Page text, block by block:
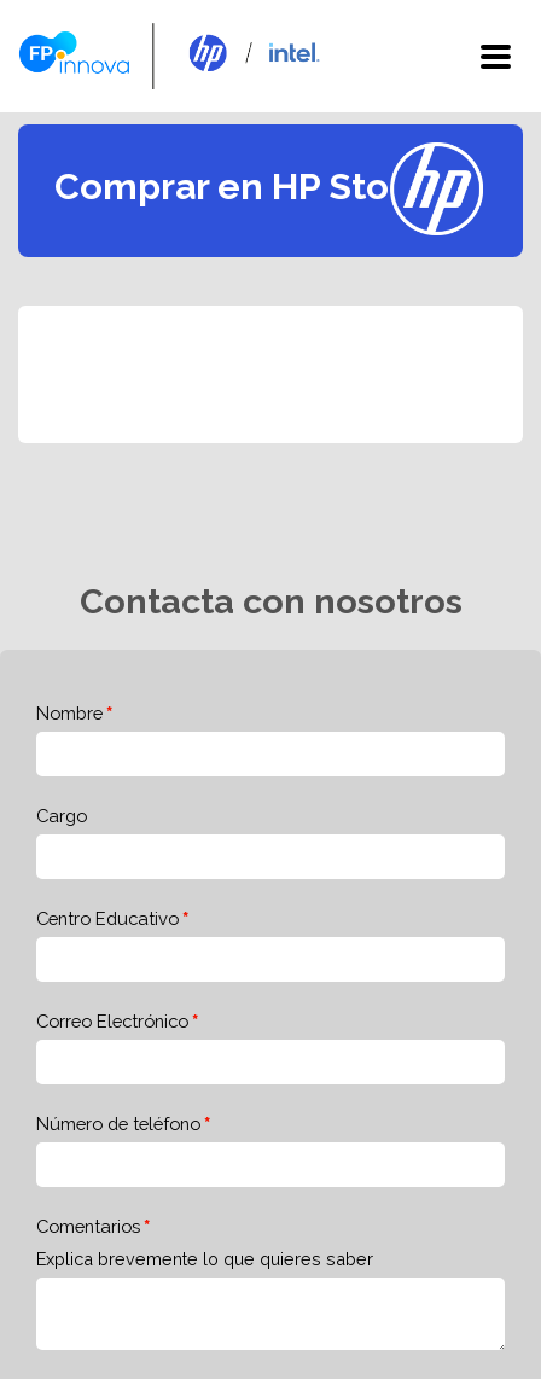
Comprar en HP Store
Contacta con nosotros
Nombre
Cargo
Centro Educativo
Correo Electrónico
Número de teléfono
Comentarios
Explica brevemente lo que quieres saber